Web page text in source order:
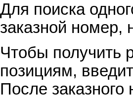
Для поиска
заказной номер,
Чтобы получить
позициям,
После